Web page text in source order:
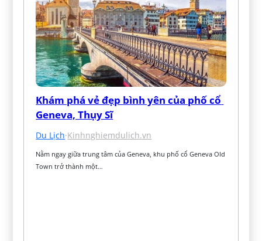
Khám phá vẻ đẹp bình yên của phố cổ
Geneva, Thụy Sĩ
Du Lịch·Kinhnghiemdulich.vn
Nằm ngay giữa trung tâm của Geneva, khu phố cổ Geneva Old
Town trở thành một…